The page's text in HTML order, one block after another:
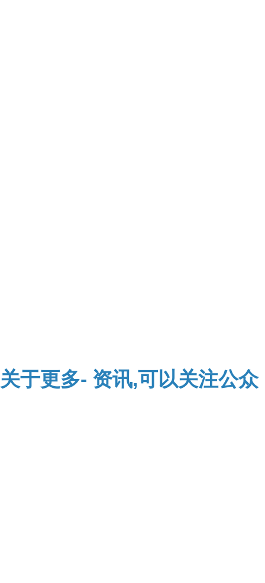
关于更多- 资讯,可以关注公众